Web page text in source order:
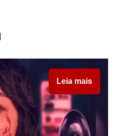
Leia mais